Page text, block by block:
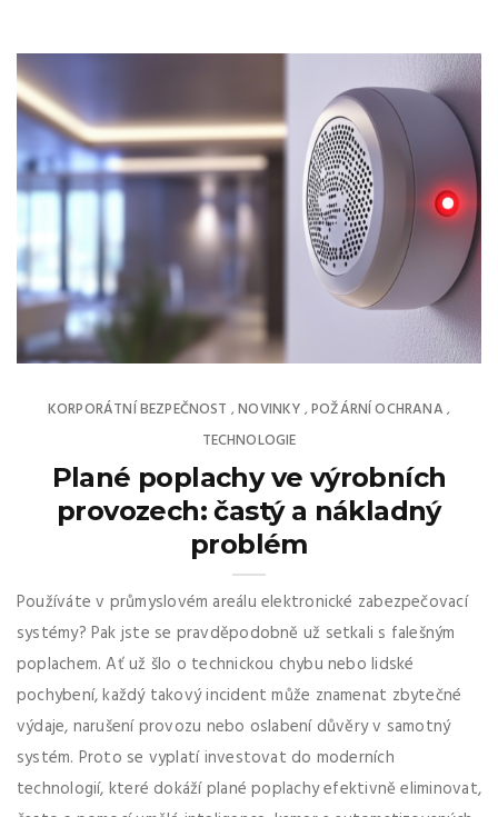
KORPORÁTNÍ BEZPEČNOST ,NOVINKY ,POŽÁRNÍ OCHRANA ,
TECHNOLOGIE
Plané poplachy ve výrobních
provozech: častý a nákladný
problém
Používáte v průmyslovém areálu elektronické zabezpečovací
systémy? Pak jste se pravděpodobně už setkali s falešným
poplachem. Ať už šlo o technickou chybu nebo lidské
pochybení, každý takový incident může znamenat zbytečné
výdaje, narušení provozu nebo oslabení důvěry v samotný
systém. Proto se vyplatí investovat do moderních
technologií, které dokáží plané poplachy efektivně eliminovat,